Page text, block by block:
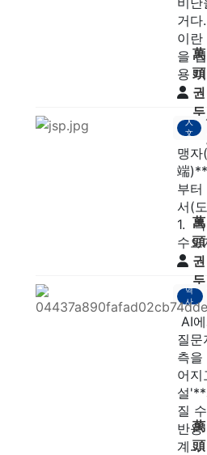
거다
이란
을
용
萬
頭
권
두
안
人
文
맹
端
부
서(
1.
수
萬
頭
권
두
안
역
사
AI
질문
측을
어
설'**
질
반
계...
萬
頭